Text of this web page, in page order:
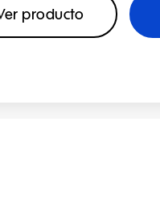
producto